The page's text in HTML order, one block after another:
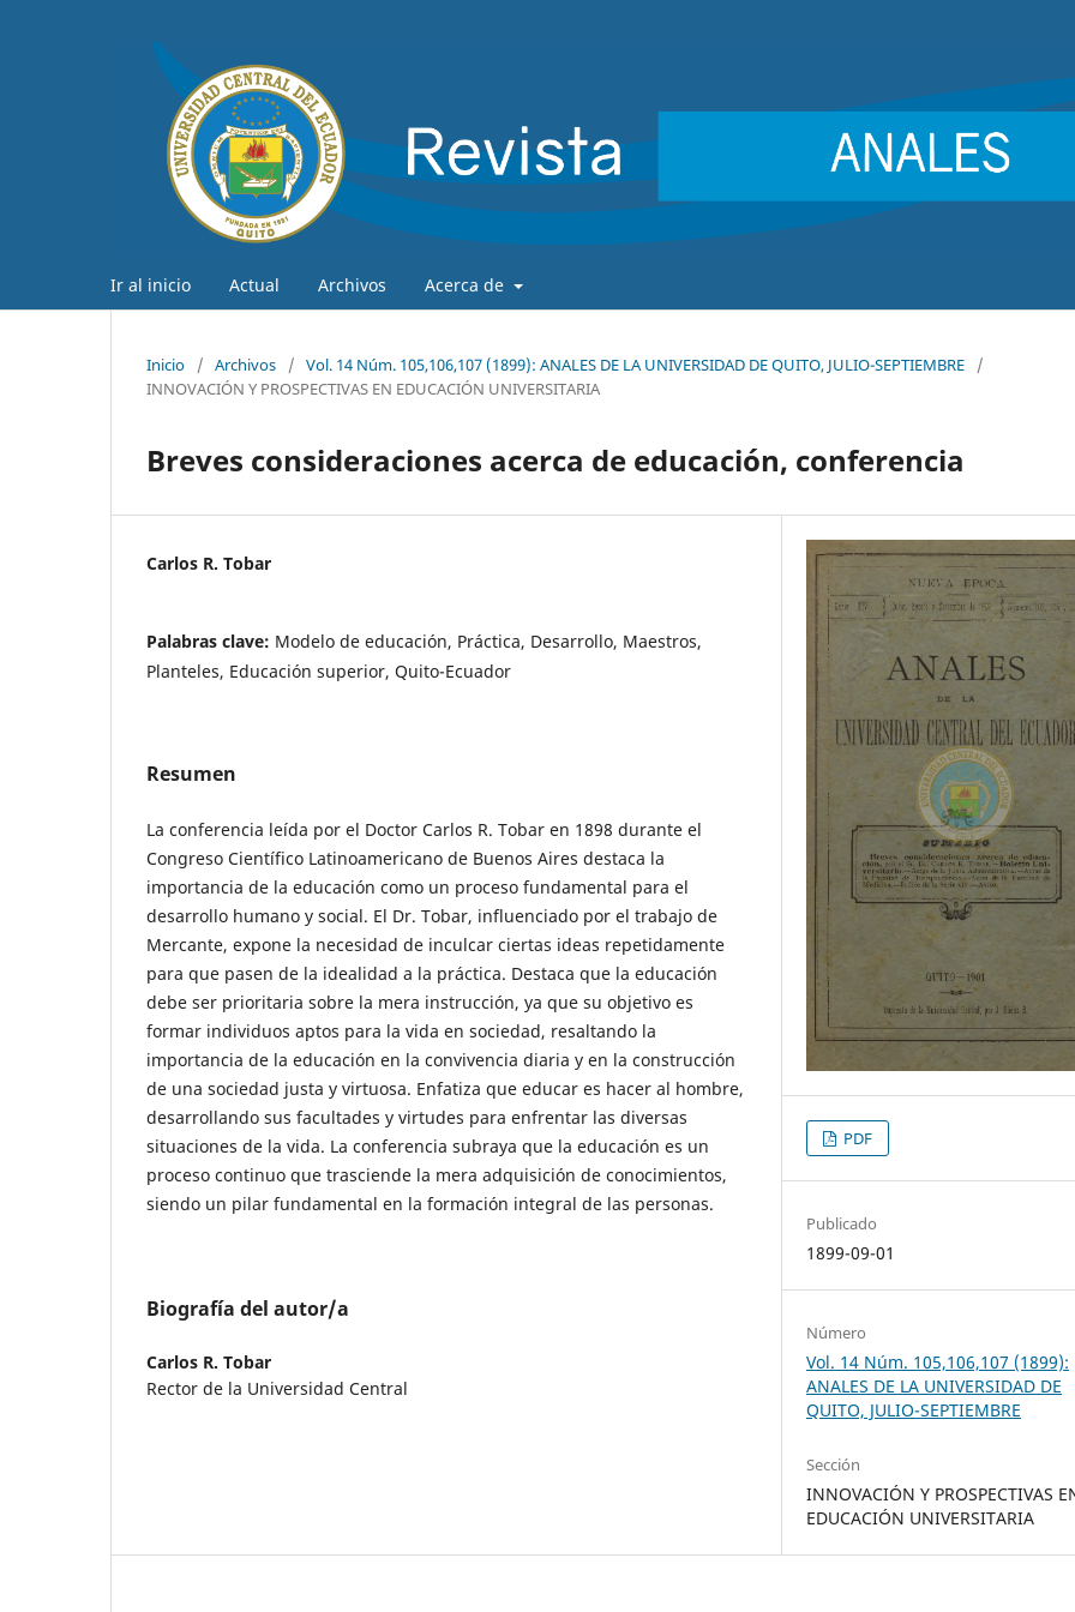
Ir al inicio Actual Archivos Acerca de
Inicio / Archivos / Vol. 14 Núm. 105,106,107 (1899): ANALES DE LA UNIVERSIDAD DE QUITO, JULIO-SEPTIEMBRE
/
INNOVACIÓN Y PROSPECTIVAS EN EDUCACIÓN UNIVERSITARIA
Breves consideraciones acerca de educación, conferencia
Carlos R. Tobar
Palabras clave: Modelo de educación, Práctica, Desarrollo, Maestros,
Planteles, Educación superior, Quito-Ecuador
Resumen
La conferencia leída por el Doctor Carlos R. Tobar en 1898 durante el
Congreso Científico Latinoamericano de Buenos Aires destaca la
importancia de la educación como un proceso fundamental para el
desarrollo humano y social. El Dr. Tobar, influenciado por el trabajo de
Mercante, expone la necesidad de inculcar ciertas ideas repetidamente
para que pasen de la idealidad a la práctica. Destaca que la educación
debe ser prioritaria sobre la mera instrucción, ya que su objetivo es
formar individuos aptos para la vida en sociedad, resaltando la
importancia de la educación en la convivencia diaria y en la construcción
de una sociedad justa y virtuosa. Enfatiza que educar es hacer al hombre,
desarrollando sus facultades y virtudes para enfrentar las diversas
situaciones de la vida. La conferencia subraya que la educación es un
proceso continuo que trasciende la mera adquisición de conocimientos,
siendo un pilar fundamental en la formación integral de las personas.
Biografía del autor/a
Carlos R. Tobar
Rector de la Universidad Central
PDF
Publicado
1899-09-01
Número
Vol. 14 Núm. 105,106,107 (1899):
ANALES DE LA UNIVERSIDAD DE
QUITO, JULIO-SEPTIEMBRE
Sección
INNOVACIÓN Y PROSPECTIVAS
EDUCACIÓN UNIVERSITARIA